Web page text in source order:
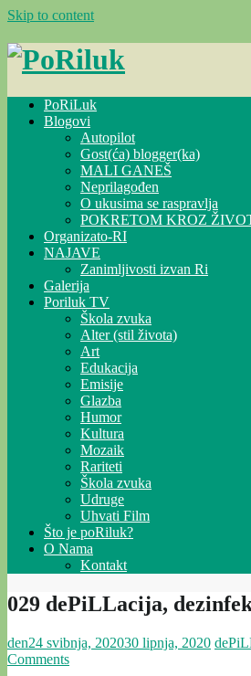
Skip to content
PoRiLuk
Blogovi
Autopilot
Gost(ća) blogger(ka)
MALI GANEŠ
Neprilagođen
O ukusima se raspravlja
POKRETOM KROZ
Organizato-RI
NAJAVE
Zanimljivosti izvan Ri
Galerija
Poriluk TV
Škola zvuka
Alter (stil života)
Art
Edukacija
Emisije
Glazba
Humor
Kultura
Mozaik
Rariteti
Škola zvuka
Udruge
Uhvati Film
Što je poRiluk?
O Nama
Kontakt
029 dePiLLacija,
den24 svibnja, 202030 lipnja, 2020
Comments